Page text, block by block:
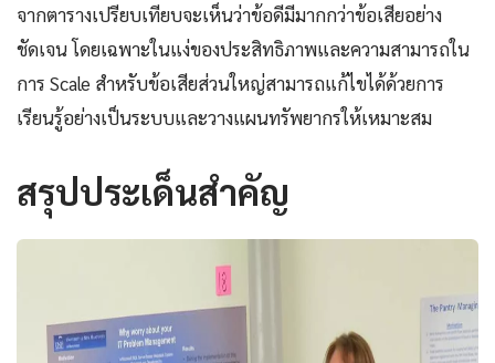
จากตารางเปรียบเทียบจะเห็นว่าข้อดีมีมากกว่าข้อเสียอย่าง
ชัดเจน โดยเฉพาะในแง่ของประสิทธิภาพและความสามารถใน
การ Scale สำหรับข้อเสียส่วนใหญ่สามารถแก้ไขได้ด้วยการ
เรียนรู้อย่างเป็นระบบและวางแผนทรัพยากรให้เหมาะสม
สรุปประเด็นสำคัญ